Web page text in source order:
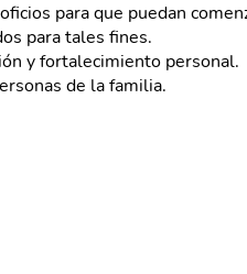
para que puedan
para tales fines.
y fortalecimiento personal.
de la familia.